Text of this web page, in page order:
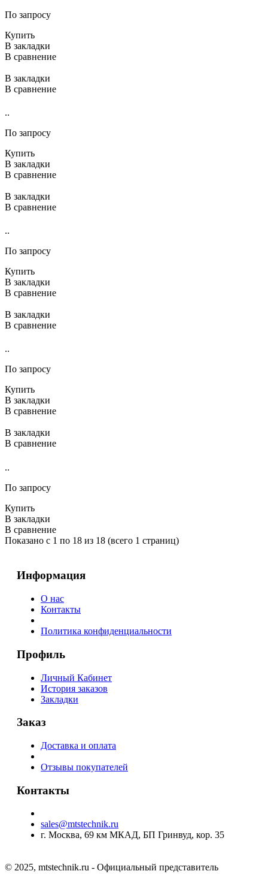
По запросу
Купить
В закладки
В сравнение
В закладки
В сравнение
..
По запросу
Купить
В закладки
В сравнение
В закладки
В сравнение
..
По запросу
Купить
В закладки
В сравнение
В закладки
В сравнение
..
По запросу
Купить
В закладки
В сравнение
В закладки
В сравнение
..
По запросу
Купить
В закладки
В сравнение
Показано с 1 по 18 из 18 (всего 1 страниц)
Информация
О нас
Контакты
Политика конфиденциальности
Профиль
Личный Кабинет
История заказов
Закладки
Заказ
Доставка и оплата
Отзывы покупателей
Контакты
sales@mtstechnik.ru
г. Москва, 69 км МКАД, БП Гринвуд, кор. 35
© 2025, mtstechnik.ru - Официальный представитель